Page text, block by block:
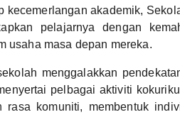
kecemerlangan akademik,
pelajarnya dengan
usaha masa depan mereka.
menggalakkan
pelbagai aktiviti
rasa komuniti, membentuk